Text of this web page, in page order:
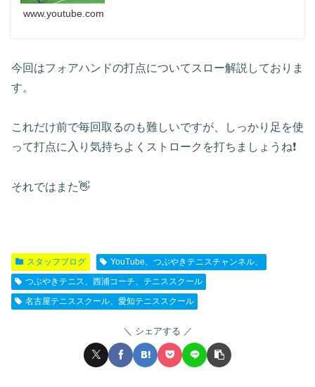
www.youtube.com
今回はフォアハンドの打点についてスロー解説しておりま
す。
これだけ前で毎回取るのも難しいですが、しっかり足を使
って打点に入り気持ちよくストロークを打ちましょうね❗️
それではまた👋
スタッフブログ
YouTube、つぶやきテニスチャンネル、
つぶやきテニス、西浦コーチ、テニススクール
名古屋テニススクール、愛知テニススクール
シェアする